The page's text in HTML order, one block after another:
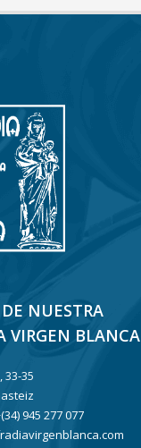
NUESTRA
VIRGEN BLANCA
35
945 277 077